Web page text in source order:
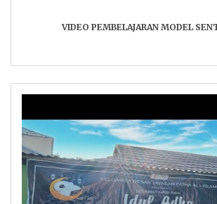
VIDEO PEMBELAJARAN MODEL